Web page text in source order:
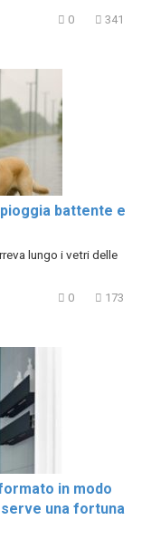
0 341
battente e
lungo i vetri delle
0 173
in modo
una fortuna